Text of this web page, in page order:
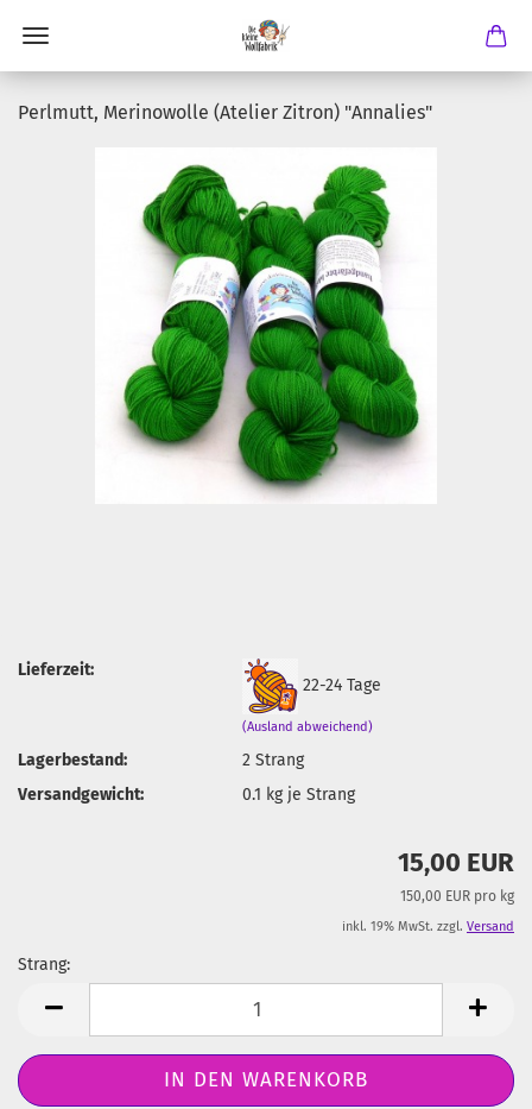
Perlmutt, Merinowolle (Atelier Zitron) "Annalies"
Lieferzeit:
22-24 Tage
(Ausland abweichend)
Lagerbestand: 2Strang
Versandgewicht:
0.1 kg je Strang
15,00 EUR
150,00 EUR pro kg
inkl. 19% MwSt. zzgl. Versand
Strang: